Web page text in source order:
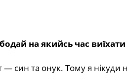
на якийсь час виїхати
син та онук. Тому я нікуди